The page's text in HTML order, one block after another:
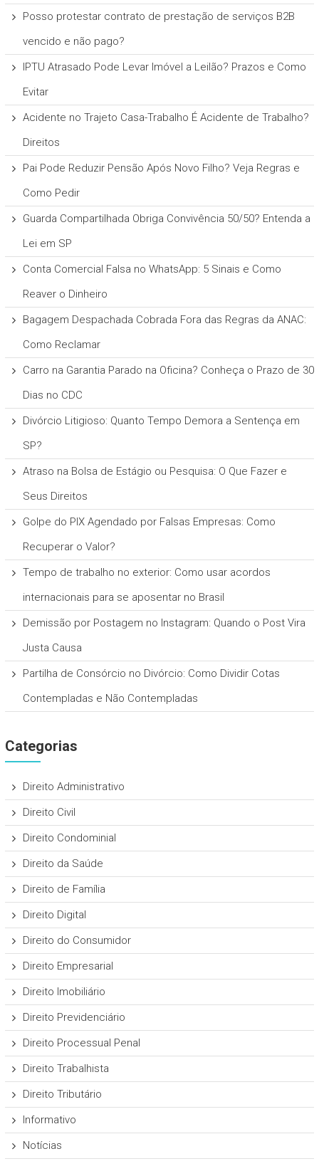
Posso protestar contrato de prestação de serviços B2B
vencido e não pago?
IPTU Atrasado Pode Levar Imóvel a Leilão? Prazos e Como
Evitar
Acidente no Trajeto Casa-Trabalho É Acidente de Trabalho?
Direitos
Pai Pode Reduzir Pensão Após Novo Filho? Veja Regras e
Como Pedir
Guarda Compartilhada Obriga Convivência 50/50? Entenda a
Lei em SP
Conta Comercial Falsa no WhatsApp: 5 Sinais e Como
Reaver o Dinheiro
Bagagem Despachada Cobrada Fora das Regras da ANAC:
Como Reclamar
Carro na Garantia Parado na Oficina? Conheça o Prazo de 30
Dias no CDC
Divórcio Litigioso: Quanto Tempo Demora a Sentença em
SP?
Atraso na Bolsa de Estágio ou Pesquisa: O Que Fazer e
Seus Direitos
Golpe do PIX Agendado por Falsas Empresas: Como
Recuperar o Valor?
Tempo de trabalho no exterior: Como usar acordos
internacionais para se aposentar no Brasil
Demissão por Postagem no Instagram: Quando o Post Vira
Justa Causa
Partilha de Consórcio no Divórcio: Como Dividir Cotas
Contempladas e Não Contempladas
Categorias
Direito Administrativo
Direito Civil
Direito Condominial
Direito da Saúde
Direito de Família
Direito Digital
Direito do Consumidor
Direito Empresarial
Direito Imobiliário
Direito Previdenciário
Direito Processual Penal
Direito Trabalhista
Direito Tributário
Informativo
Notícias